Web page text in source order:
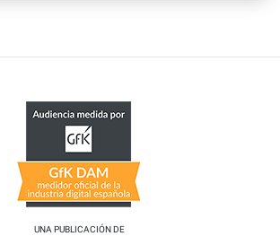
UNA PUBLICACIÓN DE